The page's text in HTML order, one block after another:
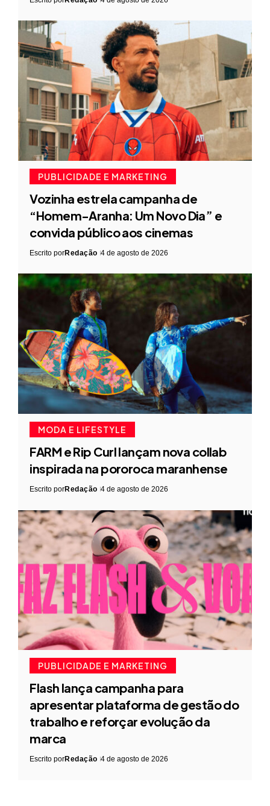
PUBLICIDADE E MARKETING
Vozinha estrela campanha de
“Homem-Aranha: Um Novo Dia” e
convida público aos cinemas
Escrito porRedação 4 de agosto de 2026
MODA E LIFESTYLE
FARM e Rip Curl lançam nova collab
inspirada na pororoca maranhense
Escrito porRedação 4 de agosto de 2026
PUBLICIDADE E MARKETING
Flash lança campanha para
apresentar plataforma de gestão do
trabalho e reforçar evolução da
marca
Escrito porRedação 4 de agosto de 2026